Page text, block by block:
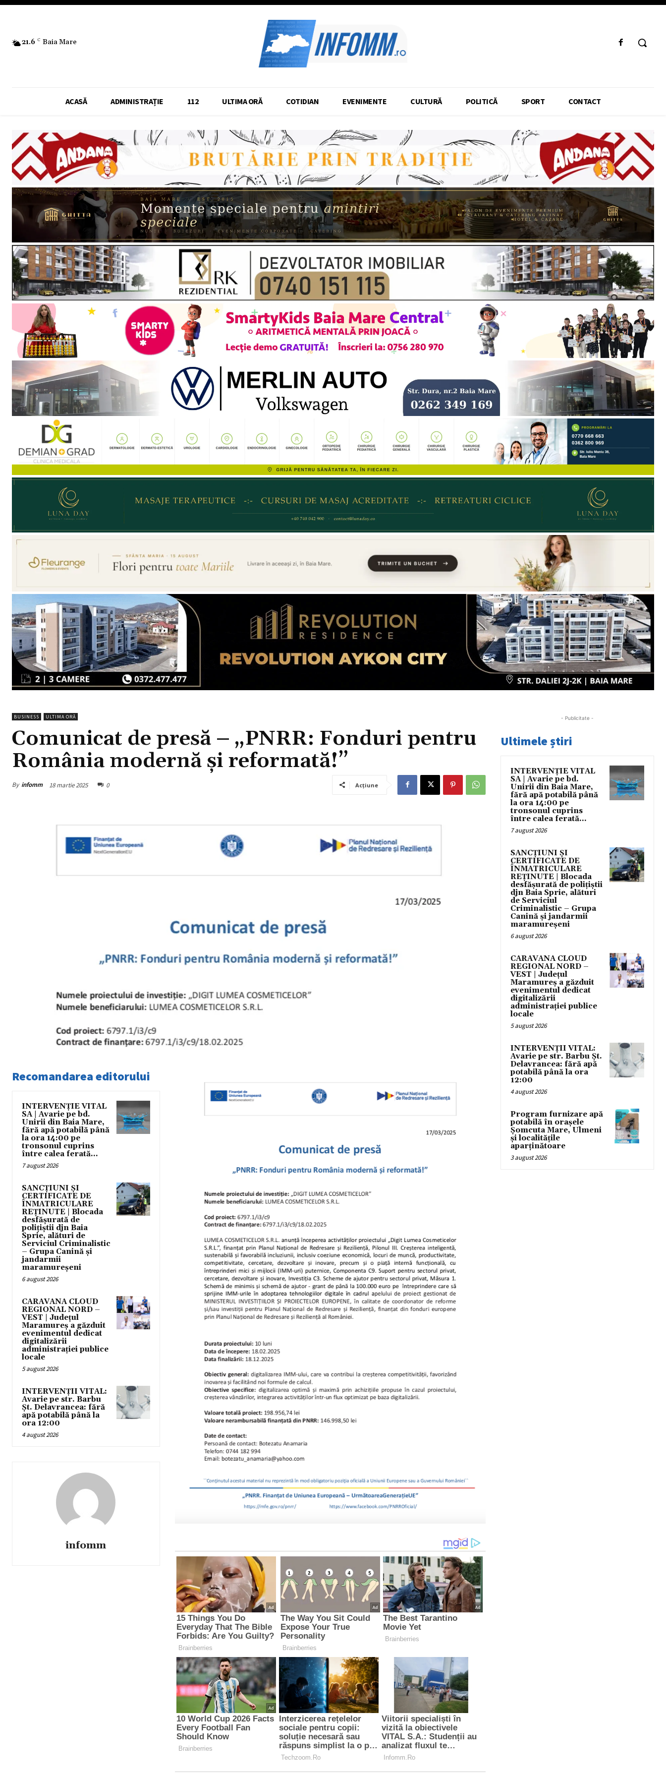
21.6 C Baia Mare
ACASĂ ADMINISTRAȚIE 112 ULTIMA ORĂ COTIDIAN EVENIMENTE CULTURĂ POLITICĂ SPORT CONTACT
BUSINESS ULTIMA ORĂ
Comunicat de presă – „PNRR: Fonduri pentru
România modernă și reformată!”
By infomm 18 martie 2025 0 Acțiune
Recomandarea editorului
INTERVENȚIE VITAL
SA | Avarie pe bd.
Unirii din Baia Mare,
fără apă potabilă până
la ora 14:00 pe
tronsonul cuprins
între calea ferată...
7 august 2026
SANCȚIUNI ȘI
CERTIFICATE DE
ÎNMATRICULARE
REȚINUTE | Blocada
desfășurată de
polițiștii djn Baia
Sprie, alături de
Serviciul Criminalistic
– Grupa Canină și
jandarmii
maramureșeni
6 august 2026
CARAVANA CLOUD
REGIONAL NORD –
VEST | Județul
Maramureș a găzduit
evenimentul dedicat
digitalizării
administrației publice
locale
5 august 2026
INTERVENȚII VITAL:
Avarie pe str. Barbu
Șt. Delavrancea: fără
apă potabilă până la
ora 12:00
4 august 2026
infomm
- Publicitate -
Ultimele știri
INTERVENȚIE VITAL
SA | Avarie pe bd.
Unirii din Baia Mare,
fără apă potabilă până
la ora 14:00 pe
tronsonul cuprins
între calea ferată...
7 august 2026
SANCȚIUNI ȘI
CERTIFICATE DE
ÎNMATRICULARE
REȚINUTE | Blocada
desfășurată de polițiștii
djn Baia Sprie, alături
de Serviciul
Criminalistic – Grupa
Canină și jandarmii
maramureșeni
6 august 2026
CARAVANA CLOUD
REGIONAL NORD –
VEST | Județul
Maramureș a găzduit
evenimentul dedicat
digitalizării
administrației publice
locale
5 august 2026
INTERVENȚII VITAL:
Avarie pe str. Barbu Șt.
Delavrancea: fără apă
potabilă până la ora
12:00
4 august 2026
Program furnizare apă
potabilă în orașele
Șomcuta Mare, Ulmeni
și localitățile
aparținătoare
3 august 2026